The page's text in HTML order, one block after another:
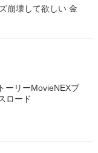
崩壊して欲しい 金
ーリーMovieNEXブ
ロード